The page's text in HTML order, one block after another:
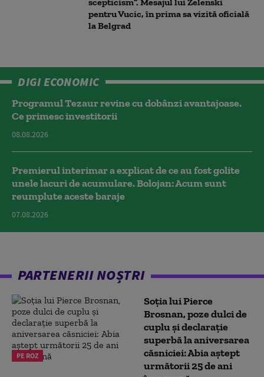
pentru Vucic, în prima sa vizită oficială
la Belgrad
DIGI ECONOMIC
Programul Tezaur revine cu dobânzi avantajoase.
Ce primesc investitorii
08.08.2026
Premierul interimar a explicat de ce au fost golite
unele lacuri de acumulare. Bolojan: Acum sunt
reumplute aceste baraje
07.08.2026
PARTENERII NOȘTRI
PE ROZ
Soția lui Pierce
Brosnan, poze dulci de
cuplu și declarație
superbă la aniversarea
căsniciei: Abia aștept
următorii 25 de ani